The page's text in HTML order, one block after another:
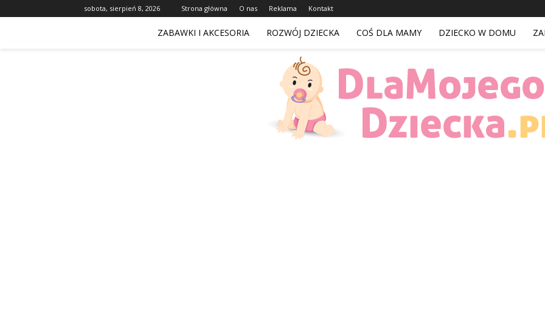
sobota, sierpień 8, 2026 Strona główna O nas Reklama Kontakt
ZABAWKI I AKCESORIA ROZWÓJ DZIECKA COŚ DLA MAMY DZIECKO W DOMU